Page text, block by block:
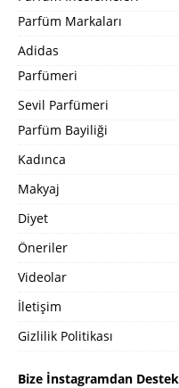
Parfüm Markaları
Adidas
Parfümeri
Sevil Parfümeri
Parfüm Bayiliği
Kadınca
Makyaj
Diyet
Öneriler
Videolar
İletişim
Gizlilik Politikası
Bize İnstagramdan